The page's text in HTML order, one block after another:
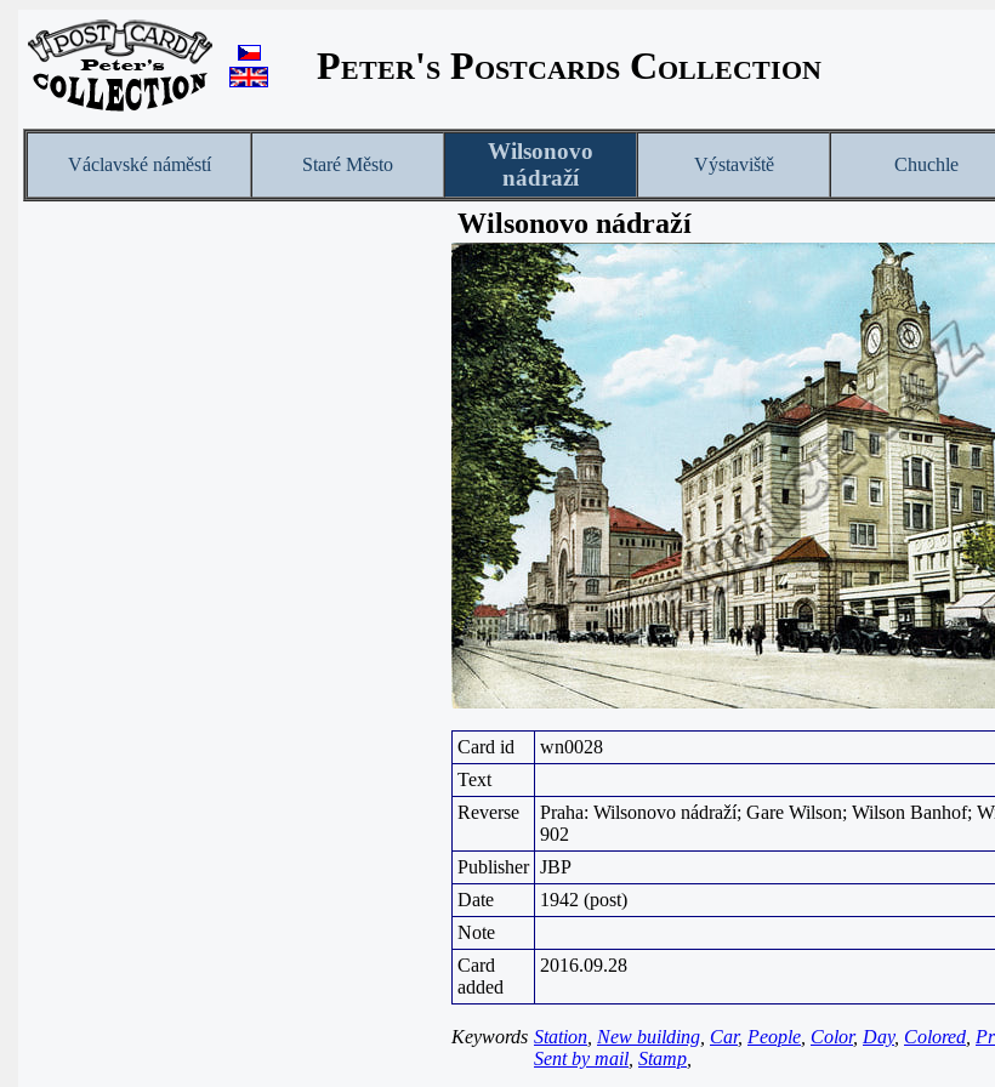
Peter's Postcards Collection
Václavské náměstí Staré Město
Wilsonovo
nádraží
Výstaviště Chuchle
Wilsonovo nádraží
Card id
wn0028
Text
Reverse
Praha: Wilsonovo nádraží; Gare Wilson; Wilson Banhof;
902
Publisher JBP
Date
1942 (post)
Note
Card
added
2016.09.28
Keywords Station New building Car, People Color, Day, Colored
Sent by mail Stamp